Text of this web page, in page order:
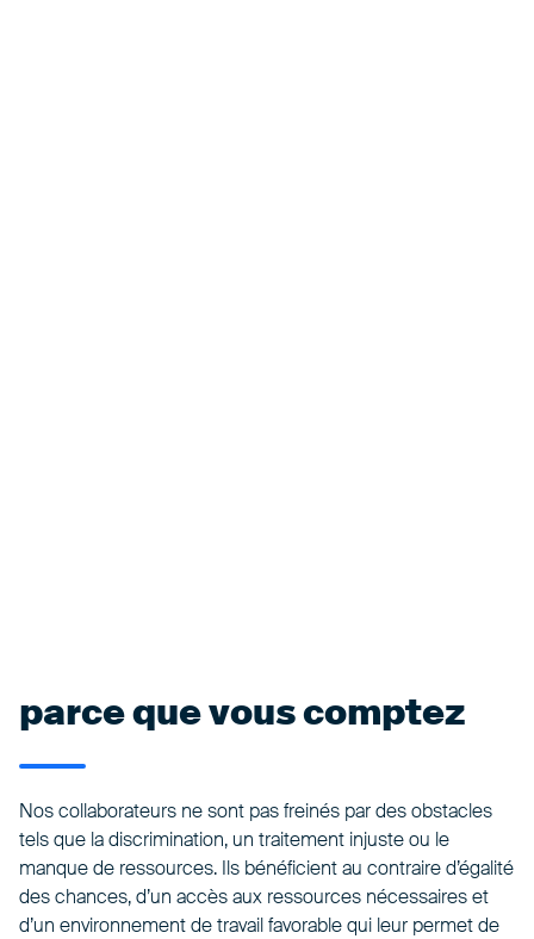
parce que vous comptez
Nos collaborateurs ne sont pas freinés par des obstacles
tels que la discrimination, un traitement injuste ou le
manque de ressources. Ils bénéficient au contraire d’égalité
des chances, d’un accès aux ressources nécessaires et
d’un environnement de travail favorable qui leur permet de